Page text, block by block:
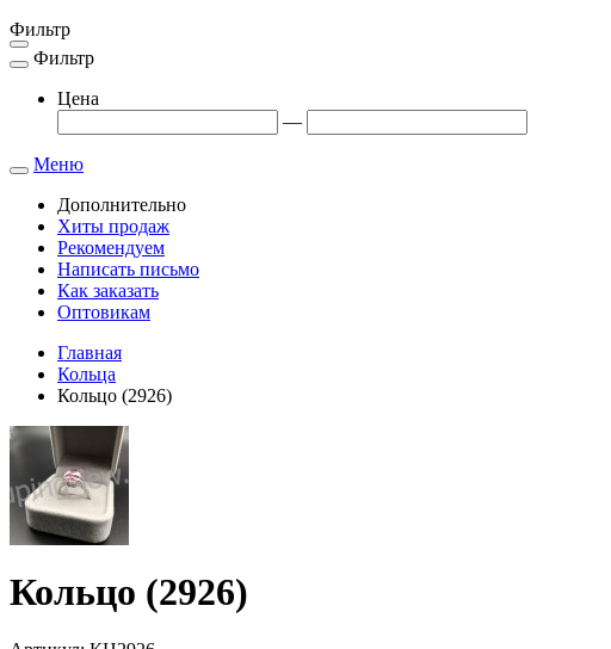
Фильтр
Toggle
navigation
Фильтр
Цена
—
Toggle
navigation
Меню
Дополнительно
Хиты продаж
Рекомендуем
Написать письмо
Как заказать
Оптовикам
Главная
Кольца
Кольцо (2926)
Кольцо (2926)